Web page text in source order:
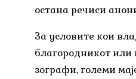
остана речиси
За условите кои
благородникот или
зографи, големи